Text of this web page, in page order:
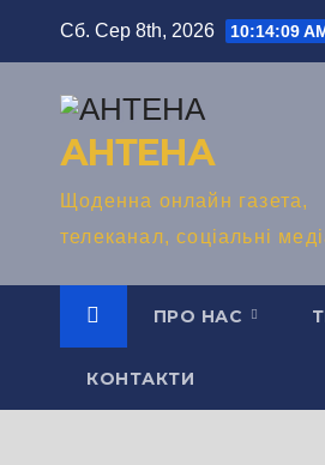
Сб. Сер 8th, 2026 10:14:10
АНТЕНА
Щоденна онлайн газета,
телеканал, соціальні
ПРО НАС
КОНТАКТИ